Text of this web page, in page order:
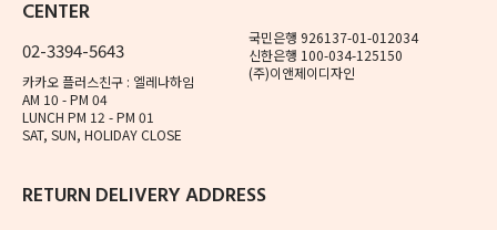
CENTER
02-3394-5643
카카오 플러스친구 : 엘레나하임
AM 10 - PM 04
LUNCH PM 12 - PM 01
SAT, SUN, HOLIDAY CLOSE
국민은행 926137-01-012034
신한은행 100-034-125150
(주)이앤제이디자인
RETURN DELIVERY ADDRESS